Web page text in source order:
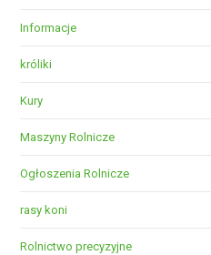
Informacje
króliki
Kury
Maszyny Rolnicze
Ogłoszenia Rolnicze
rasy koni
Rolnictwo precyzyjne